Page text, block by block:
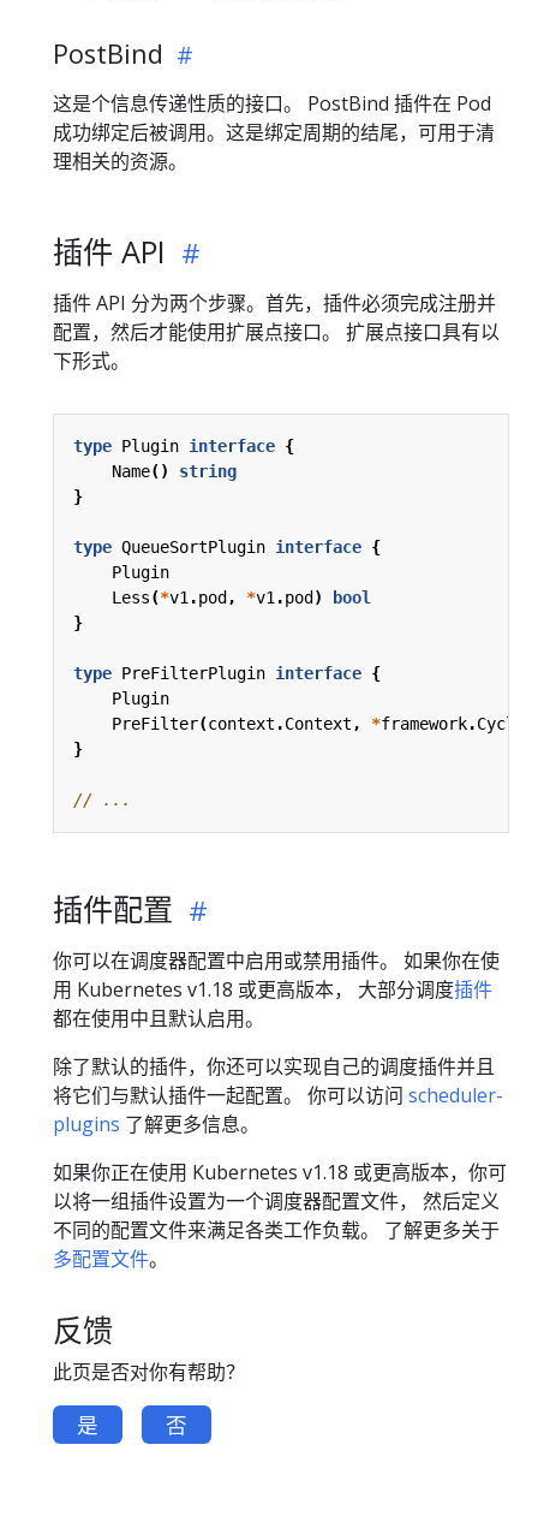
PostBind
这是个信息传递性质的接口。 PostBind 插件在 Pod
成功绑定后被调用。这是绑定周期的结尾，可用于清
理相关的资源。
插件 API
插件 API 分为两个步骤。首先，插件必须完成注册并
配置，然后才能使用扩展点接口。 扩展点接口具有以
下形式。
type Plugin interface {
Name()
string
}
type QueueSortPlugin interface {
Plugin
Less(*v1 .pod , *v1 .pod )
bool
}
type PreFilterPlugin interface {
Plugin
PreFilter(context .Context , *framework.
}
// ...
插件配置
你可以在调度器配置中启用或禁用插件。 如果你在使
用 Kubernetes v1.18 或更高版本， 大部分调度插件
都在使用中且默认启用。
除了默认的插件，你还可以实现自己的调度插件并且
将它们与默认插件一起配置。 你可以访问 scheduler-
plugins 了解更多信息。
如果你正在使用 Kubernetes v1.18 或更高版本，你可
以将一组插件设置为一个调度器配置文件， 然后定义
不同的配置文件来满足各类工作负载。 了解更多关于
多配置文件。
反馈
此页是否对你有帮助？
是 否